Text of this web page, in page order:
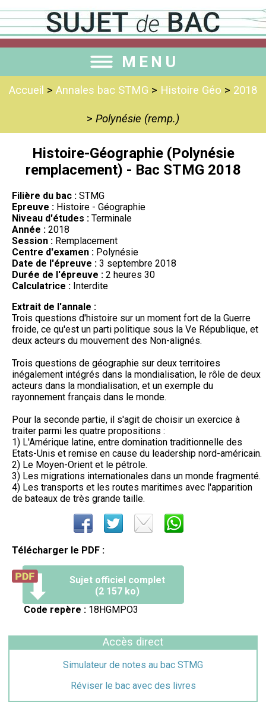
MENU
Accueil > Annales bac STMG > Histoire Géo > 2018
> Polynésie (remp.)
Histoire-Géographie (Polynésie
remplacement) - Bac STMG 2018
Filière du bac : STMG
Epreuve : Histoire - Géographie
Niveau d'études : Terminale
Année : 2018
Session : Remplacement
Centre d'examen : Polynésie
Date de l'épreuve : 3 septembre 2018
Durée de l'épreuve : 2 heures 30
Calculatrice : Interdite
Extrait de l'annale :
Trois questions d'histoire sur un moment fort de la Guerre
froide, ce qu'est un parti politique sous la Ve République, et
deux acteurs du mouvement des Non-alignés.
Trois questions de géographie sur deux territoires
inégalement intégrés dans la mondialisation, le rôle de deux
acteurs dans la mondialisation, et un exemple du
rayonnement français dans le monde.
Pour la seconde partie, il s'agit de choisir un exercice à
traiter parmi les quatre propositions :
1) L'Amérique latine, entre domination traditionnelle des
Etats-Unis et remise en cause du leadership nord-américain.
2) Le Moyen-Orient et le pétrole.
3) Les migrations internationales dans un monde fragmenté.
4) Les transports et les routes maritimes avec l'apparition
de bateaux de très grande taille.
Télécharger le PDF :
Sujet officiel complet
(2 157 ko)
Code repère : 18HGMPO3
Accès direct
Simulateur de notes au bac STMG
Réviser le bac avec des livres